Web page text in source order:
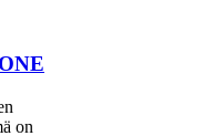
on